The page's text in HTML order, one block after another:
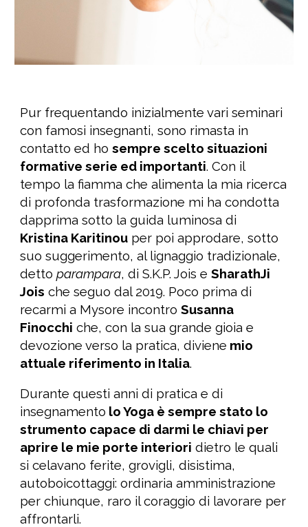
Pur frequentando inizialmente variseminari
con famosi insegnanti, sono rimasta in
contatto ed hosempre scelto situazioni
formative serie ed importanti. Con il
tempo la fiamma che alimenta la mia ricerca
di profonda trasformazione mi ha condotta
dapprima sotto la guida luminosa di
Kristina Karitinou per poi approdare, sotto
suo suggerimento, al lignaggio tradizionale,
dettoparampara, di S.K.P. Jois eSharathJi
Jois che seguo dal 2019. Poco prima di
recarmi a Mysore incontroSusanna
Finocchi che, con la sua grande gioia e
devozione verso la pratica, diviene mio
attuale riferimento in Italia.
Durante questi anni di pratica e di
insegnamento lo Yoga è sempre stato lo
strumento capace di darmi le chiavi per
aprire le mie porte interiori dietro le quali
si celavano ferite, grovigli, disistima,
autoboicottaggi: ordinaria amministrazione
perchiunque, raro il coraggio di lavorare per
affrontarli.